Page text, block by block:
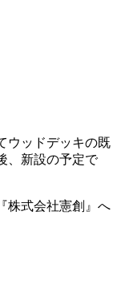
ウッドデッキの既
、新設の予定で
株式会社憲創』へ